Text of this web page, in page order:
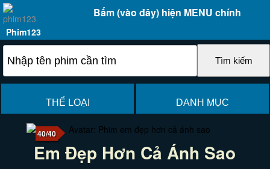
Bấm (vào đây) hiện MENU chính
Phim123
THỂ LOẠI DANH MỤC
40/40
Em Đẹp Hơn Cả Ánh Sao